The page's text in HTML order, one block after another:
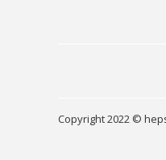
Copyright 2022 ©